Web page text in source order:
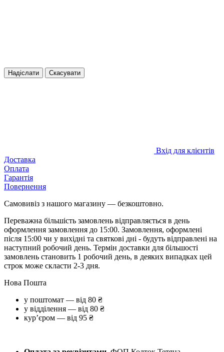
Надіслати Скасувати
Вхід для клієнтів
Доставка
Оплата
Гарантія
Повернення
Самовивіз з нашого магазину — безкоштовно.
Переважна більшість замовлень відправляється в день
оформлення замовлення до 15:00. Замовлення, оформлені
після 15:00 чи у вихідні та святкові дні - будуть відправлені на
наступний робочий день. Термін доставки для більшості
замовлень становить 1 робочий день, в деяких випадках цей
строк може скласти 2-3 дня.
Нова Пошта
у поштомат — від 80 ₴
у відділення — від 80 ₴
курʼєром — від 95 ₴